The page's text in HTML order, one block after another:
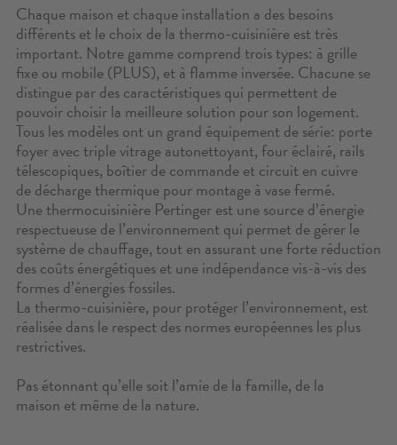
CONTACT
CONFIGURATEUR
ZONE RÉSERVÉE
RECHERCHE
Chaque maison et chaque installation a des besoins
différents et le choix de la thermo-cuisinière est très
important. Notre gamme comprend trois types: à grille
fixe ou mobile (PLUS), et à flamme inversée. Chacune se
distingue par des caractéristiques qui permettent de
pouvoir choisir la meilleure solution pour son logement.
Tous les modèles ont un grand équipement de série: porte
foyer avec triple vitrage autonettoyant, four éclairé, rails
télescopiques, boîtier de commande et circuit en cuivre
de décharge thermique pour montage à vase fermé.
Une thermocuisinière Pertinger est une source d’énergie
respectueuse de l’environnement qui permet de gérer le
système de chauffage, tout en assurant une forte réduction
des coûts énergétiques et une indépendance vis-à-vis des
formes d’énergies fossiles.
La thermo-cuisinière, pour protéger l’environnement, est
réalisée dans le respect des normes européennes les plus
restrictives.
Pas étonnant qu’elle soit l’amie de la famille, de la
maison et même de la nature.